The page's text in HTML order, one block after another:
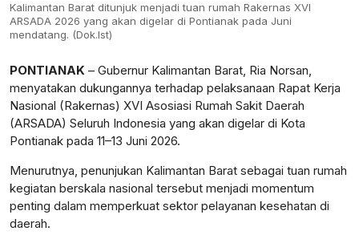
Kalimantan Barat ditunjuk menjadi tuan rumah Rakernas XVI
ARSADA 2026 yang akan digelar di Pontianak pada Juni
mendatang. (Dok.Ist)
PONTIANAK – Gubernur Kalimantan Barat, Ria Norsan,
menyatakan dukungannya terhadap pelaksanaan Rapat Kerja
Nasional (Rakernas) XVI Asosiasi Rumah Sakit Daerah
(ARSADA) Seluruh Indonesia yang akan digelar di Kota
Pontianak pada 11–13 Juni 2026.
Menurutnya, penunjukan Kalimantan Barat sebagai tuan rumah
kegiatan berskala nasional tersebut menjadi momentum
penting dalam memperkuat sektor pelayanan kesehatan di
daerah.